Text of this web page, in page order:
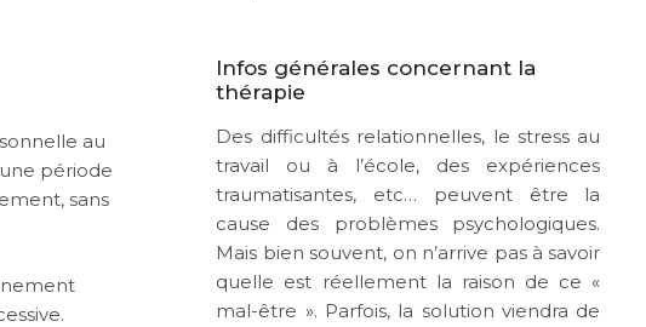
au
période
sans
Infos générales concernant la
thérapie
Des difficultés relationnelles, le stress au
travail ou à l’école, des expériences
traumatisantes, etc… peuvent être la
cause des problèmes psychologiques.
Mais bien souvent, on n’arrive pas à savoir
quelle est réellement la raison de ce «
mal-être ». Parfois, la solution viendra de